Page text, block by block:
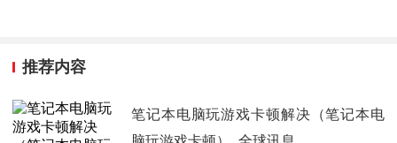
推荐内容
笔记本电脑玩游戏卡顿解决（笔记本电